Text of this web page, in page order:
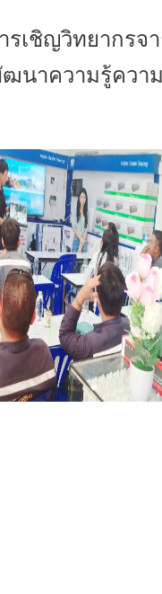
เชิญวิทยากรจ
นาความรู้ควา